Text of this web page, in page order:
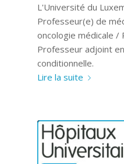
L'Université du
Professeur(e) de
oncologie médicale /
Professeur adjoint
conditionnelle.
Lire la suite